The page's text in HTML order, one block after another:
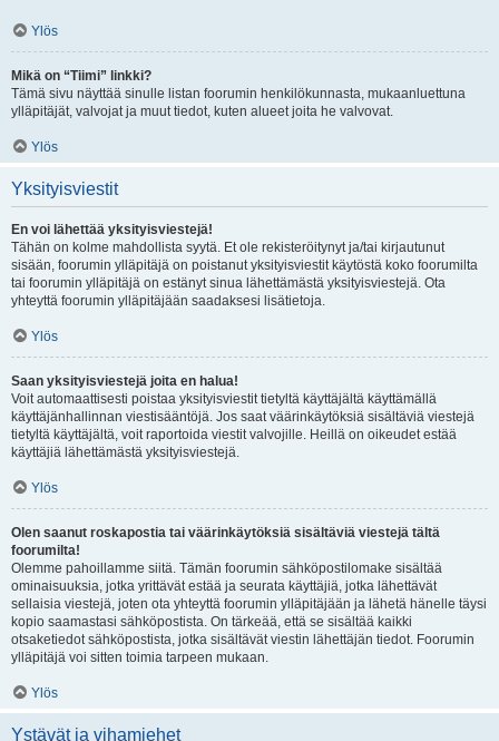
Ylös
Mikä on “Tiimi” linkki?
Tämä sivu näyttää sinulle listan foorumin henkilökunnasta, mukaanluettuna
ylläpitäjät, valvojat ja muut tiedot, kuten alueet joita he valvovat.
Ylös
Yksityisviestit
En voi lähettää yksityisviestejä!
Tähän on kolme mahdollista syytä. Et ole rekisteröitynyt ja/tai kirjautunut
sisään, foorumin ylläpitäjä on poistanut yksityisviestit käytöstä koko foorumilta
tai foorumin ylläpitäjä on estänyt sinua lähettämästä yksityisviestejä. Ota
yhteyttä foorumin ylläpitäjään saadaksesi lisätietoja.
Ylös
Saan yksityisviestejä joita en halua!
Voit automaattisesti poistaa yksityisviestit tietyltä käyttäjältä käyttämällä
käyttäjänhallinnan viestisääntöjä. Jos saat väärinkäytöksiä sisältäviä viestejä
tietyltä käyttäjältä, voit raportoida viestit valvojille. Heillä on oikeudet estää
käyttäjiä lähettämästä yksityisviestejä.
Ylös
Olen saanut roskapostia tai väärinkäytöksiä sisältäviä viestejä tältä
foorumilta!
Olemme pahoillamme siitä. Tämän foorumin sähköpostilomake sisältää
ominaisuuksia, jotka yrittävät estää ja seurata käyttäjiä, jotka lähettävät
sellaisia viestejä, joten ota yhteyttä foorumin ylläpitäjään ja lähetä hänelle täysi
kopio saamastasi sähköpostista. On tärkeää, että se sisältää kaikki
otsaketiedot sähköpostista, jotka sisältävät viestin lähettäjän tiedot. Foorumin
ylläpitäjä voi sitten toimia tarpeen mukaan.
Ylös
Ystävät ja vihamiehet